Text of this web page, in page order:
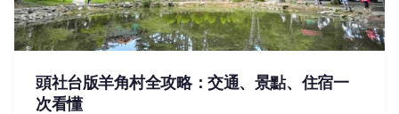
頭社台版羊角村全攻略：交通、景點、住宿一
次看懂